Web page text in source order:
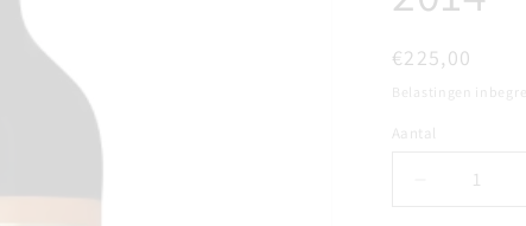
Normale
prijs
€225,00
Belastingen
Aantal
Aantal
Aantal